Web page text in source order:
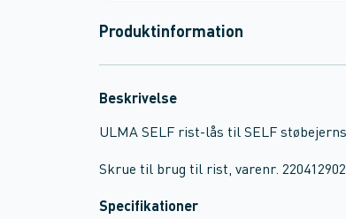
Produktinformation
Beskrivelse
ULMA SELF rist-lås til SELF
Skrue til brug til rist, varenr. 220412902
Specifikationer